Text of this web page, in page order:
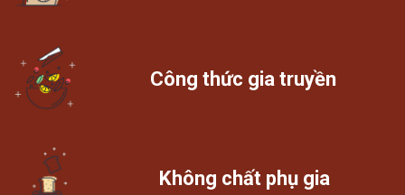
Công thức gia truyền
Không chất phụ gia